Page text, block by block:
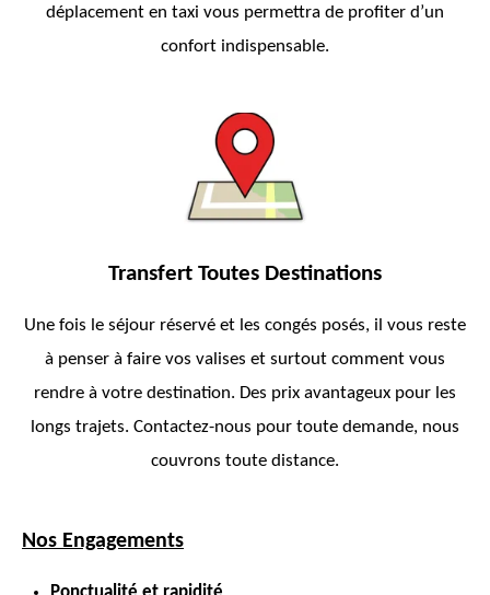
déplacement en taxi vous permettra de profiter d’un
confort indispensable.
Transfert Toutes Destinations
Une fois le séjour réservé et les congés posés, il vous reste
à penser à faire vos valises et surtout comment vous
rendre à votre destination. Des prix avantageux pour les
longs trajets. Contactez-nous pour toute demande, nous
couvrons toute distance.
Nos Engagements